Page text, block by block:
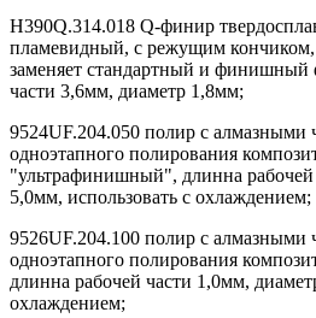
H390Q.314.018 Q-финир
пламевидный, с режущим
заменяет стандартный и
части 3,6мм, диаметр 1,8мм;
9524UF.204.050 полир с алмазными
одноэтапного полирования
"ультрафинишный", длинна
5,0мм, использовать с охлаждением;
9526UF.204.100 полир с алмазными
одноэтапного полирования
длинна рабочей части 1,0мм,
охлаждением;